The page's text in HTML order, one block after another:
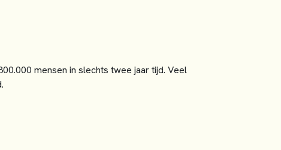
mensen in slechts twee jaar tijd. Veel